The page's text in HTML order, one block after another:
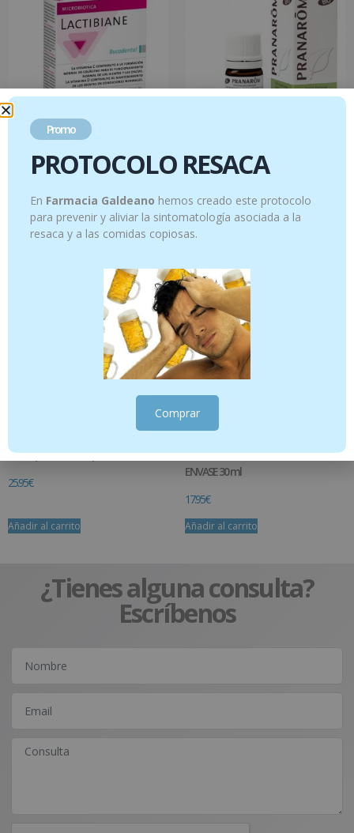
Lactibiane Buccodental 30
€
Añadir al carrito
Mirto verde – 5 ml
Añadir al carrito
Ozoaqua Crema corporal 500ml
25.95€
Añadir al carrito
PERIOKIN HYALURONIC 1% GEL 1
ENVASE 30 ml
17.95€
Añadir al carrito
¿Tienes alguna consulta?
Escríbenos
Promo
PROTOCOLO RESACA
En Farmacia Galdeano hemos creado este protocolo
para prevenir y aliviar la sintomatología asociada a la
resaca y a las comidas copiosas.
Comprar